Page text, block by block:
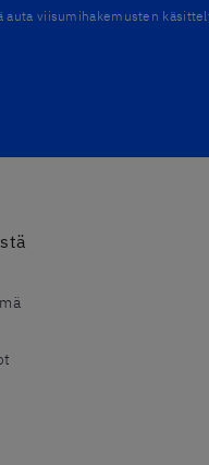
auta viisumihakemusten